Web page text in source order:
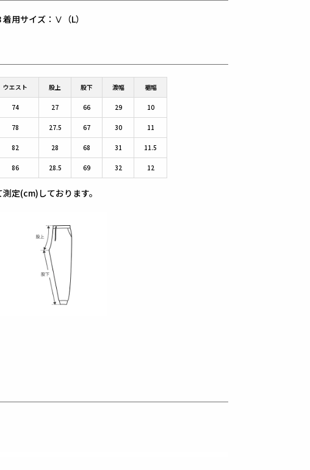
用サイズ：Ⅴ（L）
ウエスト 股上 股下 渡幅 裾幅
74 27 66 29 10
78 27.5 67 30 11
82 28 68 31 11.5
86 28.5 69 32 12
定(cm)しております。